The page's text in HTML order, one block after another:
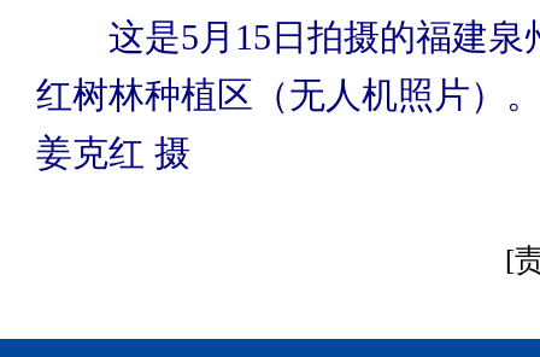
这是5月15日拍摄的福建泉
红树林种植区（无人机照片）
姜克红 摄
[